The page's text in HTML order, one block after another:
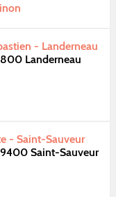
- Landerneau
Landerneau
- Saint-Sauveur
Saint-Sauveur